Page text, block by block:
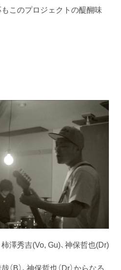
このプロジェクトの醍醐味
澤秀吉(Vo, Gu)、神保哲也(Dr)
（B）、神保哲也（Dr）からなる